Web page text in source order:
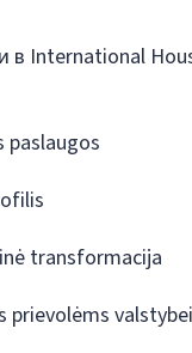
в International
paslaugos
transformacija
prievolėms